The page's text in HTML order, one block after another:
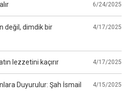
6/24/2025
değil, dimdik bir
4/17/2025
lezzetini kaçırır 4/17/2025
Duyurulur: Şah İsmail
4/15/2025